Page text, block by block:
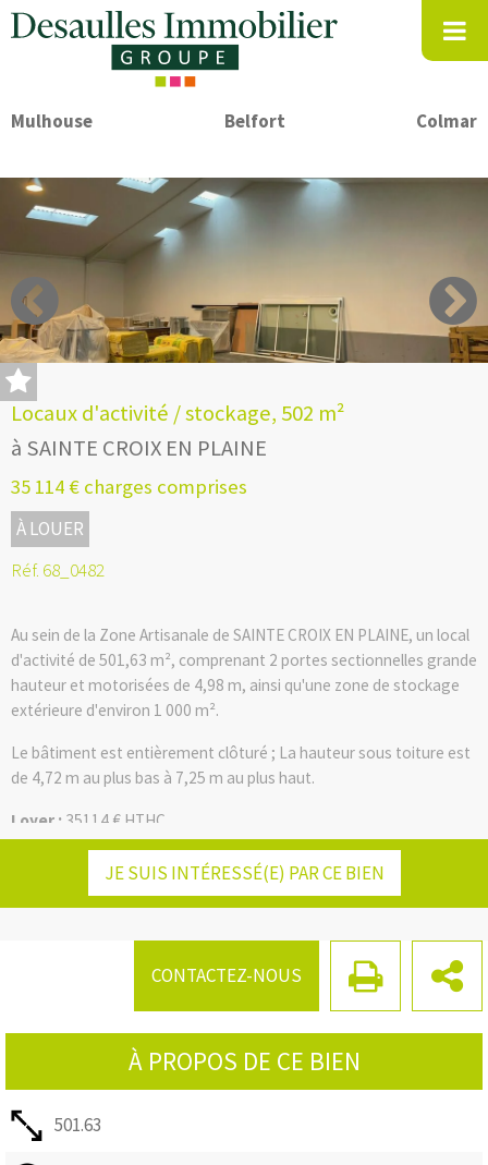
Mulhouse Belfort Colmar
Locaux d'activité / stockage, 502 m²
à SAINTE CROIX EN PLAINE
35 114 € charges comprises
À LOUER
Réf. 68_0482
Au sein de la Zone Artisanale de SAINTE CROIX EN PLAINE, un local
d'activité de 501,63 m², comprenant 2 portes sectionnelles grande
hauteur et motorisées de 4,98 m, ainsi qu'une zone de stockage
extérieure d'environ 1 000 m².
Le bâtiment est entièrement clôturé ; La hauteur sous toiture est
de 4,72 m au plus bas à 7,25 m au plus haut.
Loyer : 35114 € HTHC
Honoraires charge preneur : 5267.1€ du montant du loyer annuel
www.georisques.gouv.fr
CONTACTEZ-NOUS
FacebookTwitterLinkedInEmail
JE SUIS INTÉRESSÉ(E) PAR CE BIEN
À PROPOS DE CE BIEN
501.63